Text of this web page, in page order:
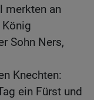
merkten an
Sohn Ners,
Knechten:
ein Fürst und